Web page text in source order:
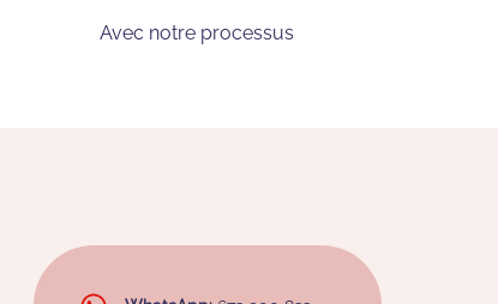
Avec notre processus